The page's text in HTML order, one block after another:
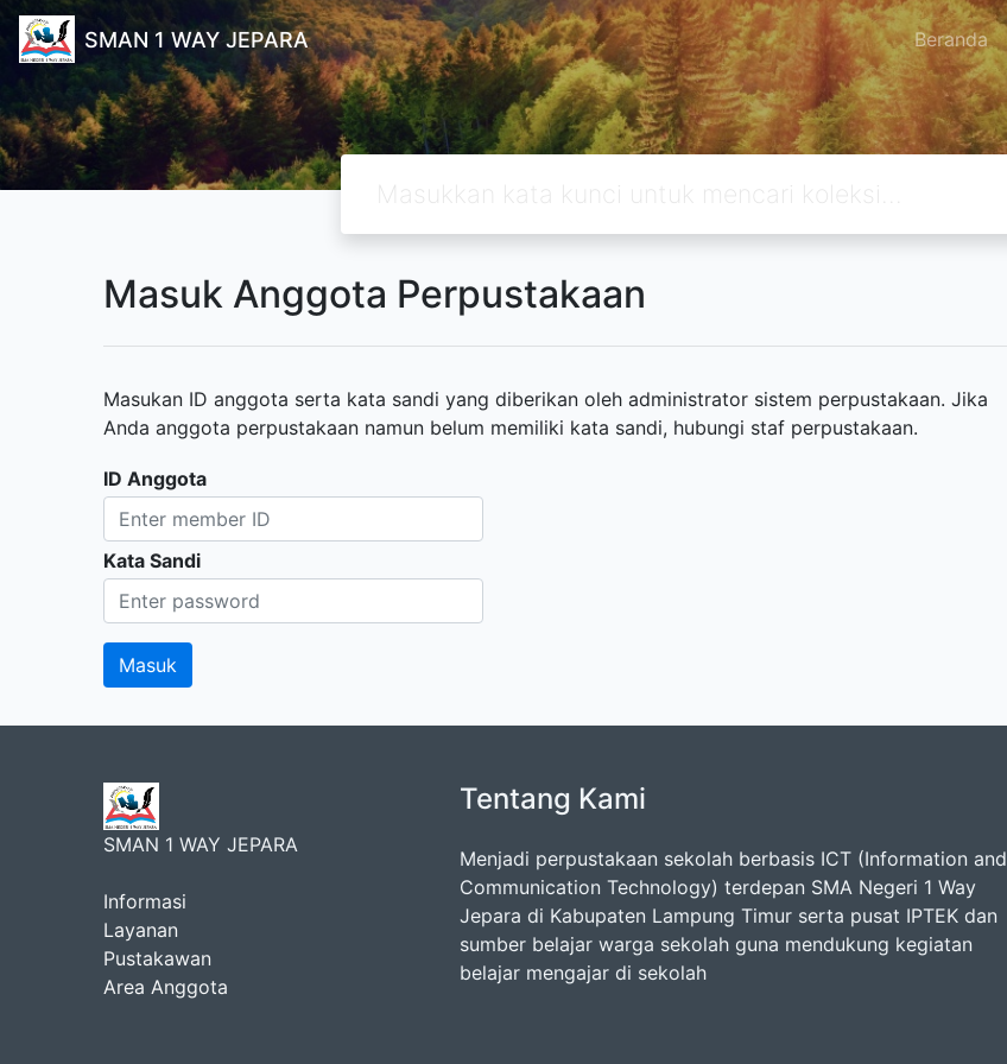
SMAN 1 WAY JEPARA Beranda
Masuk Anggota Perpustakaan
Masukan ID anggota serta kata sandi yang diberikan oleh administrator sistem perpustakaan. Jika
Anda anggota perpustakaan namun belum memiliki kata sandi, hubungi staf perpustakaan.
ID Anggota
Kata Sandi
SMAN 1 WAY JEPARA
Informasi
Layanan
Pustakawan
Area Anggota
Tentang Kami
Menjadi perpustakaan sekolah berbasis ICT (Information and
Communication Technology) terdepan SMA Negeri 1 Way
Jepara di Kabupaten Lampung Timur serta pusat IPTEK dan
sumber belajar warga sekolah guna mendukung kegiatan
belajar mengajar di sekolah